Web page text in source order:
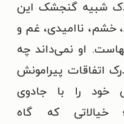
شبیه گنجشک این
خشم، ناامیدی، غم و
او نمی‌داند چه
اتفاقات پیرامونش
خود را با جادوی
خیالاتی که گاه